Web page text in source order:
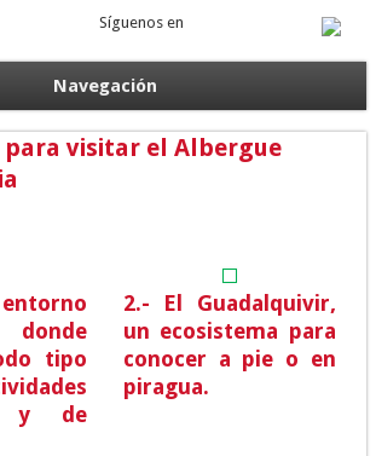
Síguenos en
Navegación
para visitar el Albergue
tipo
y de
2.- El Guadalquivir,
un ecosistema para
conocer a pie o en
piragua.